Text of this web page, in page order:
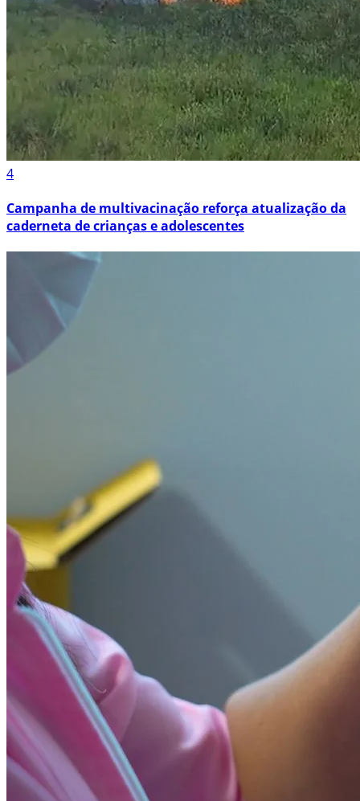
4
Campanha de multivacinação reforça atualização da
caderneta de crianças e adolescentes